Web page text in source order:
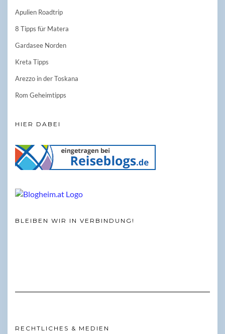
Apulien Roadtrip
8 Tipps für Matera
Gardasee Norden
Kreta Tipps
Arezzo in der Toskana
Rom Geheimtipps
HIER DABEI
BLEIBEN WIR IN VERBINDUNG!
RECHTLICHES & MEDIEN